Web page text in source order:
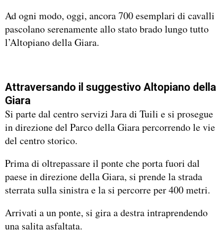
Ad ogni modo, oggi, ancora 700 esemplari di cavalli
pascolano serenamente allo stato brado lungo tutto
l’Altopiano della Giara.
Attraversando il suggestivo Altopiano della
Giara
Si parte dal centro servizi Jara di Tuili e si prosegue
in direzione del Parco della Giara percorrendo le vie
del centro storico.
Prima di oltrepassare il ponte che porta fuori dal
paese in direzione della Giara, si prende la strada
sterrata sulla sinistra e la si percorre per 400 metri.
Arrivati a un ponte, si gira a destra intraprendendo
una salita asfaltata.